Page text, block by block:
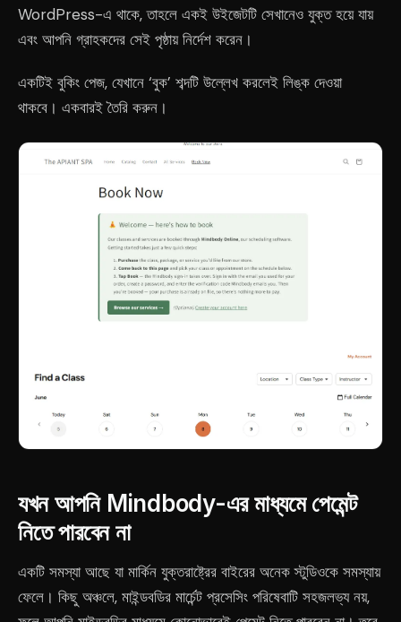
WordPress-এ থাকে, তাহলে একই উইজেটটি সেখানেও যুক্ত হয়ে যায়
এবং আপনি গ্রাহকদের সেই পৃষ্ঠায় নির্দেশ করেন।
একটিই বুকিং পেজ, যেখানে ‘বুক’ শব্দটি উল্লেখ করলেই লিঙ্ক দেওয়া
থাকবে। একবারই তৈরি করুন।
যখন আপনি Mindbody-এর মাধ্যমে পেমেন্ট
নিতে পারবেন না
একটি সমস্যা আছে যা মার্কিন যুক্তরাষ্ট্রের বাইরের অনেক স্টুডিওকে সমস্যায়
ফেলে। কিছু অঞ্চলে, মাইন্ডবডির মার্চেন্ট প্রসেসিং পরিষেবাটি সহজলভ্য নয়,